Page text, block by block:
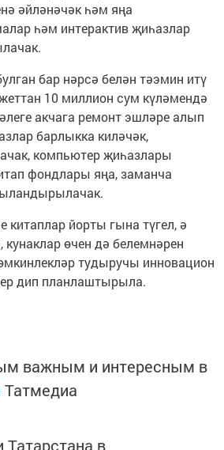
әйләнәчәк һәм яңа
һәм интерактив җиһазлар
бар нәрсә белән тәэмин итү
10 миллион сум күләмендә
акчага ремонт эшләре алып
барлыкка киләчәк,
компьютер җиһазлары
фондлары яңа, заманча
китаплар йорты гына түгел, ә
өчен дә белемнәрен
тудыручы инновацион
дип планлаштырыла.
важным и интересным в
Татмедиа
Татарстана в